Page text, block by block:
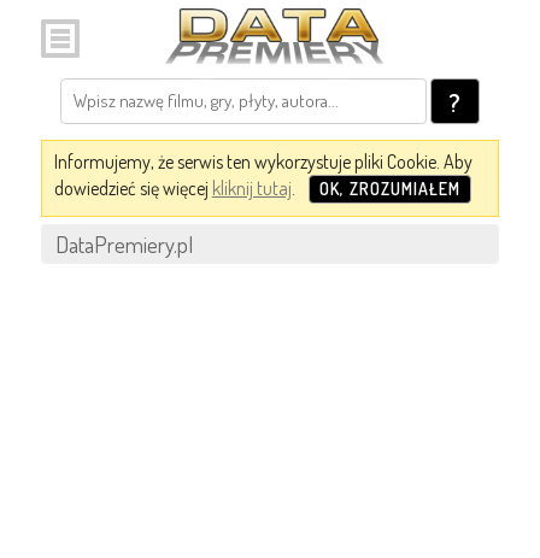
?
Informujemy, że serwis ten wykorzystuje pliki Cookie. Aby
dowiedzieć się więcej kliknij tutaj. OK, ZROZUMIAŁEM
DataPremiery.pl